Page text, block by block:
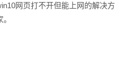
网页打不开但能上网的解决方